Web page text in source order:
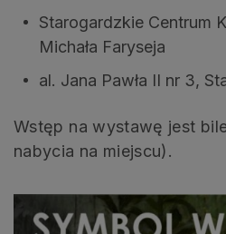
Starogardzkie Centrum
Michała Faryseja
al. Jana Pawła II nr 3,
Wstęp na wystawę jest
nabycia na miejscu).